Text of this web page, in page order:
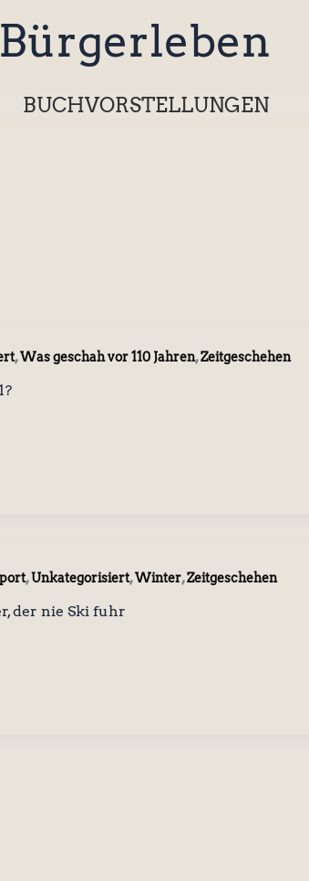
Bürgerleben
BUCHVORSTELLUNGEN
,Was geschah vor 110 Jahren,Zeitgeschehen
,Unkategorisiert,Winter,Zeitgeschehen
der nie Ski fuhr